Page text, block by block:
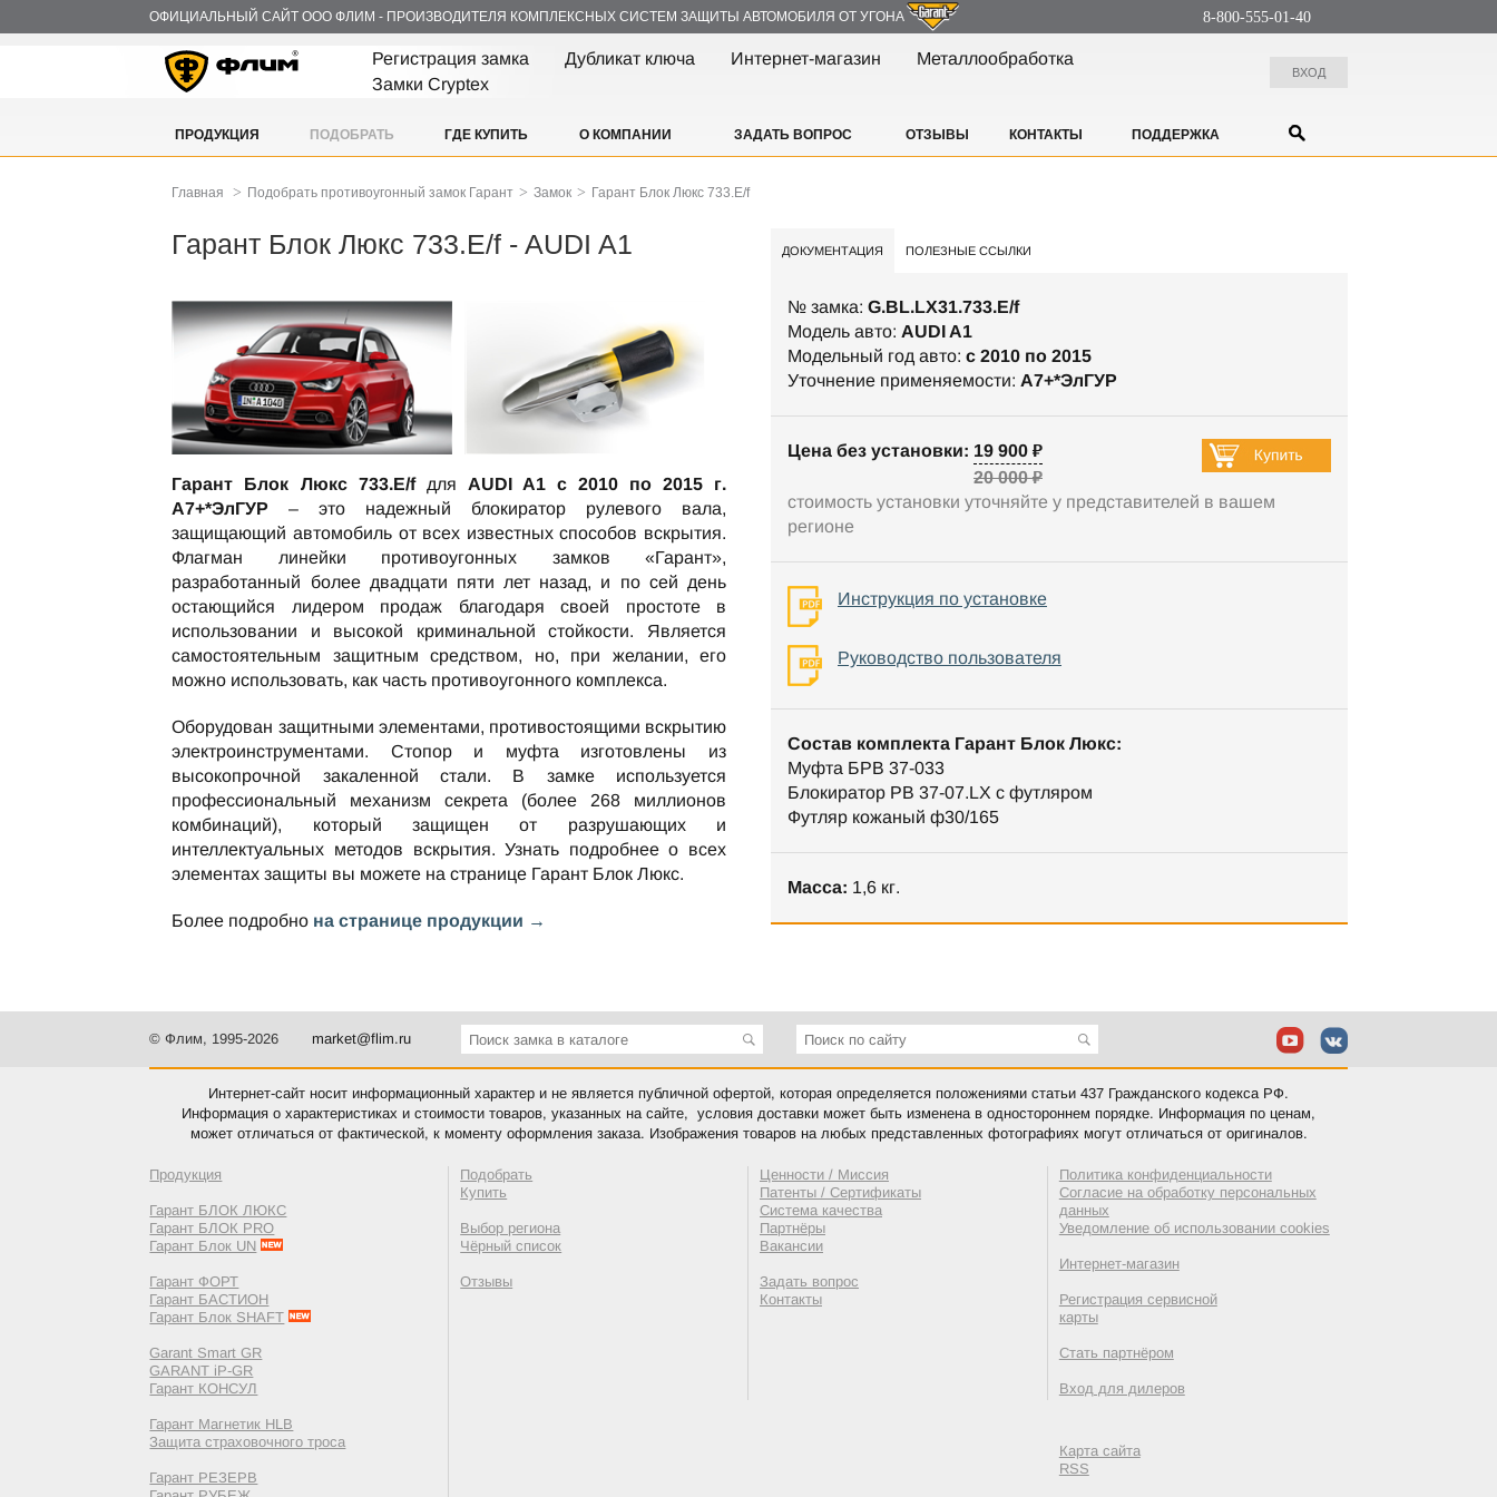
ОФИЦИАЛЬНЫЙ САЙТ ООО ФЛИМ - ПРОИЗВОДИТЕЛЯ КОМПЛЕКСНЫХ СИСТЕМ ЗАЩИТЫ АВТОМОБИЛЯ ОТ УГОНА 8-800-555-01-40
Регистрация замка Дубликат ключа Интернет-магазин
Металлообработка
Замки Cryptex
ВХОД
ПРОДУКЦИЯ ПОДОБРАТЬ ГДЕ КУПИТЬ О КОМПАНИИ ЗАДАТЬ ВОПРОС ОТЗЫВЫ КОНТАКТЫ ПОДДЕРЖКА
Главная > Подобрать противоугонный замок Гарант > Замок > Гарант Блок Люкс 733.E/f
Гарант Блок Люкс 733.E/f - AUDI A1
Гарант Блок Люкс 733.E/f для AUDI A1 c 2010 по 2015 г.
А7+*ЭлГУР – это надежный блокиратор рулевого вала,
защищающий автомобиль от всех известных способов вскрытия.
Флагман линейки противоугонных замков «Гарант»,
разработанный более двадцати пяти лет назад, и по сей день
остающийся лидером продаж благодаря своей простоте в
использовании и высокой криминальной стойкости. Является
самостоятельным защитным средством, но, при желании, его
можно использовать, как часть противоугонного комплекса.
Оборудован защитными элементами, противостоящими вскрытию
электроинструментами. Стопор и муфта изготовлены из
высокопрочной закаленной стали. В замке используется
профессиональный механизм секрета (более 268 миллионов
комбинаций), который защищен от разрушающих и
интеллектуальных методов вскрытия. Узнать подробнее о всех
элементах защиты вы можете на странице Гарант Блок Люкс.
Более подробно на странице продукции →
ДОКУМЕНТАЦИЯ ПОЛЕЗНЫЕ ССЫЛКИ
№ замка: G.BL.LX31.733.E/f
Модель авто: AUDI A1
Модельный год авто: c 2010 по 2015
Уточнение применяемости: А7+*ЭлГУР
Цена без установки: 19 900 ₽
20 000 ₽
стоимость установки уточняйте у представителей в вашем
регионе
Инструкция по установке
Руководство пользователя
Состав комплекта Гарант Блок Люкс:
Муфта БРВ 37-033
Блокиратор РВ 37-07.LX с футляром
Футляр кожаный ф30/165
Масса: 1,6 кг.
© Флим, 1995-2026 market@flim.ru
Интернет-сайт носит информационный характер и не является публичной офертой, которая определяется положениями статьи 437 Гражданского кодекса РФ.
Информация о характеристиках и стоимости товаров, указанных на сайте, условия доставки может быть изменена в одностороннем порядке. Информация по ценам,
может отличаться от фактической, к моменту оформления заказа. Изображения товаров на любых представленных фотографиях могут отличаться от оригиналов.
Продукция
Гарант БЛОК ЛЮКС
Гарант БЛОК PRO
Гарант Блок UN
Гарант ФОРТ
Гарант БАСТИОН
Гарант Блок SHAFT
Garant Smart GR
GARANT iP-GR
Гарант КОНСУЛ
Гарант Магнетик HLB
Защита страховочного троса
Гарант РЕЗЕРВ
Подобрать
Купить
Выбор региона
Чёрный список
Отзывы
Ценности / Миссия
Патенты / Сертификаты
Система качества
Партнёры
Вакансии
Задать вопрос
Контакты
Политика конфиденциальности
Согласие на обработку персональных
данных
Уведомление об использовании cookies
Интернет-магазин
Регистрация сервисной
карты
Стать партнёром
Вход для дилеров
Карта сайта
RSS